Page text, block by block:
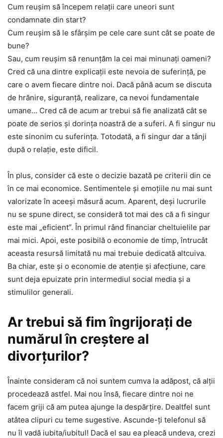
Cum reuşim să începem relaţii care uneori sunt
condamnate din start?
Cum reuşim să le sfârşim pe cele care sunt cât se poate de
bune?
Sau, cum reuşim să renunţăm la cei mai minunaţi oameni?
Cred că una dintre explicaţii este nevoia de suferinţă, pe
care o avem fiecare dintre noi. Dacă până acum se discuta
de hrănire, siguranţă, realizare, ca nevoi fundamentale
umane… Cred că de acum ar trebui să fie analizată cât se
poate de serios şi dorinţa noastră de a suferi. A fi singur nu
este sinonim cu suferinţa. Totodată, a fi singur dar a tânji
după o relaţie, este dificil.
În plus, consider că este o decizie bazată pe criterii din ce
în ce mai economice. Sentimentele şi emoţiile nu mai sunt
valorizate în aceeşi măsură acum. Aparent, deşi lucrurile
nu se spune direct, se consideră tot mai des că a fi singur
este mai „eficient”. În primul rând financiar cheltuielile par
mai mici. Apoi, este posibilă o economie de timp, întrucât
aceasta resursă limitată nu mai trebuie dedicată altcuiva.
Ba chiar, este şi o economie de atenţie şi afecţiune, care
sunt deja epuizate prin intermediul social media şi a
stimulilor generali.
Ar trebui să fim îngrijoraţi de
numărul în creştere al
divorţurilor?
Înainte consideram că noi suntem cumva la adăpost, că alţii
procedează astfel. Mai nou însă, fiecare dintre noi ne
facem griji că am putea ajunge la despărţire. Dealtfel sunt
atâtea clipuri cu teme sugestive. Ascunde-ţi telefonul să
nu îl vadă iubita/iubitul! Dacă el sau ea pleacă undeva, crezi